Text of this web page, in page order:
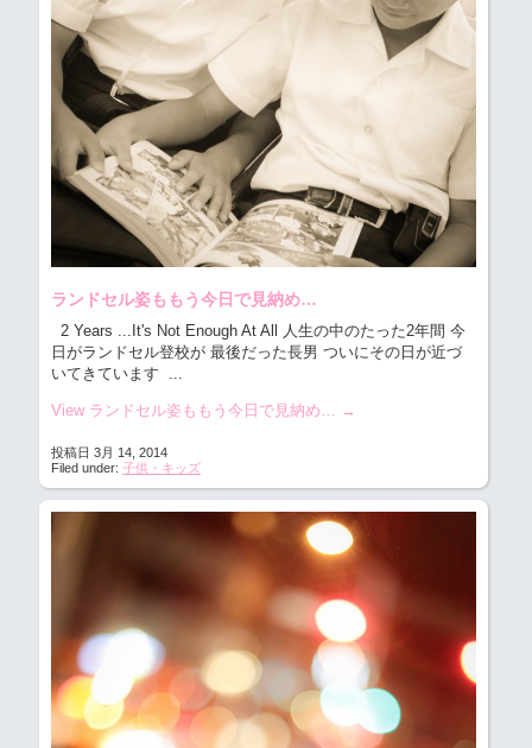
ランドセル姿ももう今日で見納め…
2 Years ...It's Not Enough At All 人生の中のたった2年間 今
日がランドセル登校が 最後だった長男 ついにその日が近づ
いてきています
...
View ランドセル姿ももう今日で見納め… →
投稿日 3月 14, 2014
Filed under: 子供・キッズ